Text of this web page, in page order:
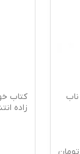
کتاب
زاده